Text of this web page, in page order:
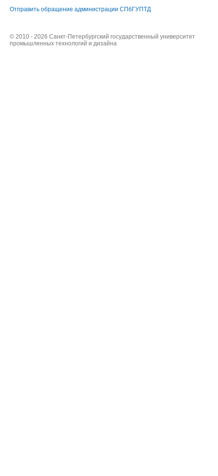
Отправить обращение администрации СПбГУПТД
© 2010 - 2026 Санкт-Петербургский государственный университет
промышленных технологий и дизайна